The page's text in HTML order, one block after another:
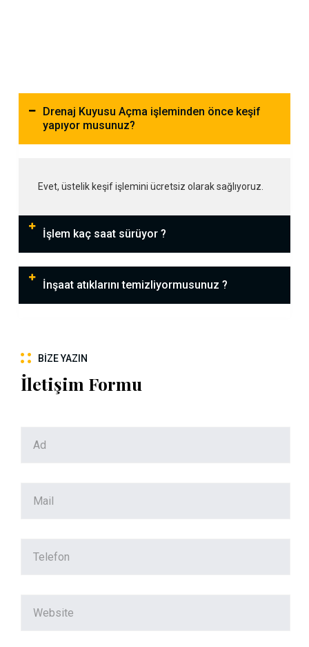
Drenaj Kuyusu Açma işleminden önce keşif
yapıyor musunuz?
Evet, üstelik keşif işlemini ücretsiz olarak sağlıyoruz.
İşlem kaç saat sürüyor ?
İnşaat atıklarını temizliyormusunuz ?
BIZE YAZIN
İletişim Formu